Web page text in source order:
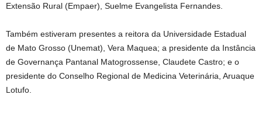
Extensão Rural (Empaer), Suelme Evangelista Fernandes.
Também estiveram presentes a reitora da Universidade Estadual
de Mato Grosso (Unemat), Vera Maquea; a presidente da Instância
de Governança Pantanal Matogrossense, Claudete Castro; e o
presidente do Conselho Regional de Medicina Veterinária, Aruaque
Lotufo.